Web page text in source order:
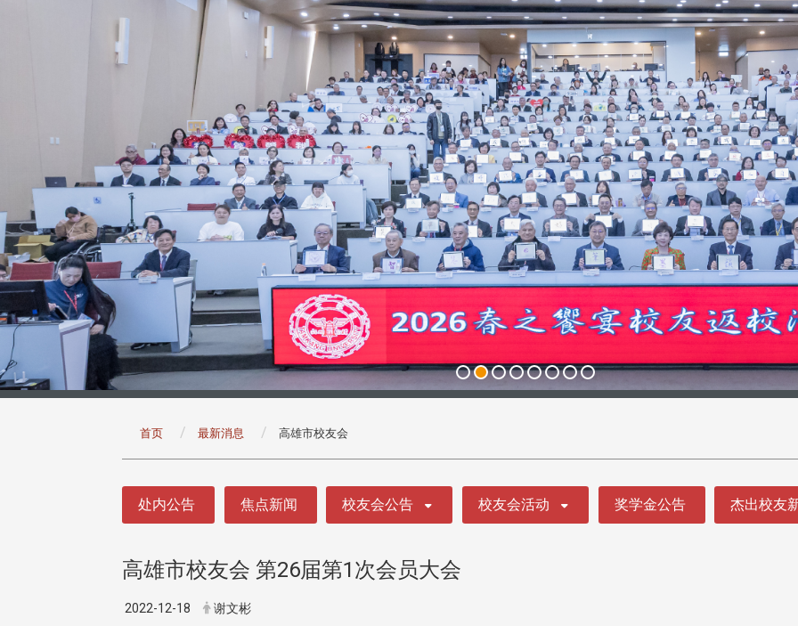
首页 最新消息 高雄市校友会
处内公告 焦点新闻 校友会公告 校友会活动 奖学金公告 杰出校友
高雄市校友会 第26届第1次会员大会
2022-12-18 谢文彬